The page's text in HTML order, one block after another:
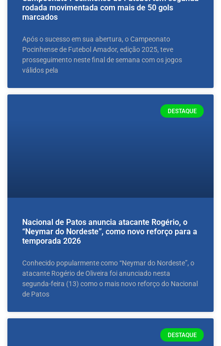
rodada movimentada com mais de 50 gols
marcados
Após o sucesso em sua abertura, o Campeonato
Pocinhense de Futebol Amador, edição 2025, teve
prosseguimento neste final de semana com os jogos
válidos pela
DESTAQUE
Nacional de Patos anuncia atacante Rogério, o
“Neymar do Nordeste”, como novo reforço para a
temporada 2026
Conhecido popularmente como “Neymar do Nordeste”, o
atacante Rogério de Oliveira foi anunciado nesta
segunda-feira (13) como o mais novo reforço do Nacional
de Patos
DESTAQUE